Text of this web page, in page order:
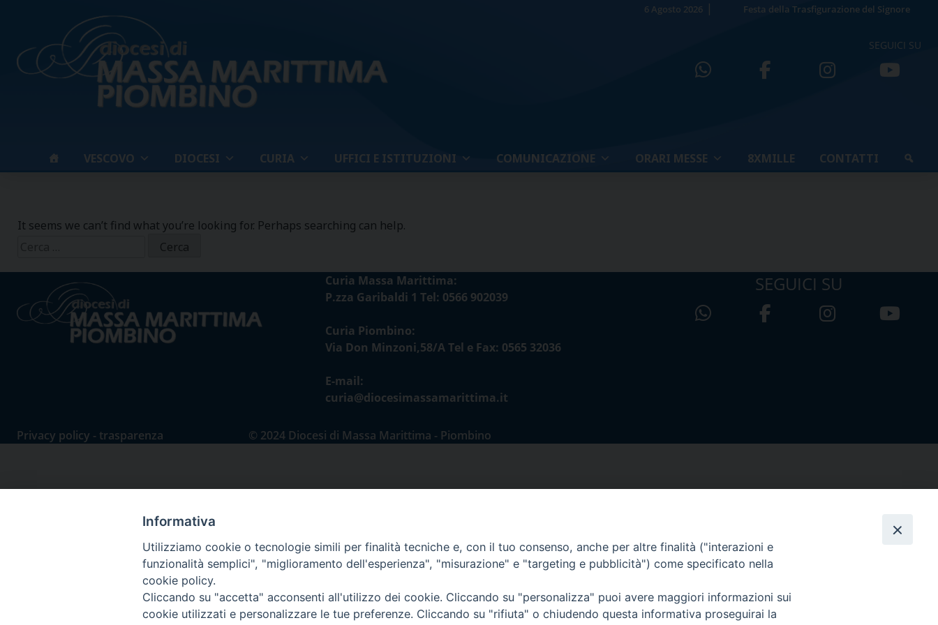
6 Agosto 2026 Festa della Trasfigurazione del Signore
SEGUICI SU
VESCOVO DIOCESI CURIA UFFICI E ISTITUZIONI COMUNICAZIONE ORARI MESSE 8XMILLE CONTATTI
It seems we can’t find what you’re looking for. Perhaps searching can help.
Curia Massa Marittima:
P.zza Garibaldi 1 Tel: 0566 902039
Curia Piombino:
Via Don Minzoni,58/A Tel e Fax: 0565 32036
E-mail:
curia@diocesimassamarittima.it
SEGUICI SU
Privacy policy - trasparenza © 2024 Diocesi di Massa Marittima - Piombino
Informativa
Utilizziamo cookie o tecnologie simili per finalità tecniche e, con il tuo consenso, anche per altre finalità ("interazioni e
funzionalità semplici", "miglioramento dell'esperienza", "misurazione" e "targeting e pubblicità") come specificato nella
cookie policy.
Cliccando su "accetta" acconsenti all'utilizzo dei cookie. Cliccando su "personalizza" puoi avere maggiori informazioni sui
cookie utilizzati e personalizzare le tue preferenze. Cliccando su "rifiuta" o chiudendo questa informativa proseguirai la